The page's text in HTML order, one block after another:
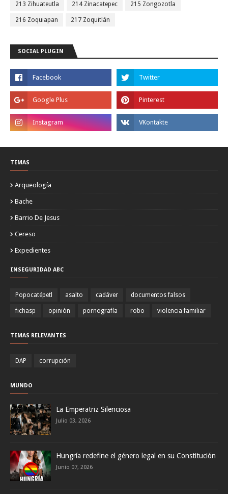
213 Zihuateutla 214 Zinacatepec 215 Zongozotla
216 Zoquiapan 217 Zoquitlán
SOCIAL PLUGIN
TEMAS
Arqueología
Bache
Barrio De Jesus
Cereso
Expedientes
INSEGURIDAD ABC
Popocatépetl asalto cadáver documentos falsos
fichasp opinión pornografía robo violencia familiar
TEMAS RELEVANTES
DAP corrupción
MUNDO
La Emperatriz Silenciosa
Julio 03, 2026
Hungría redefine el género legal en su Constitución
Junio 07, 2026